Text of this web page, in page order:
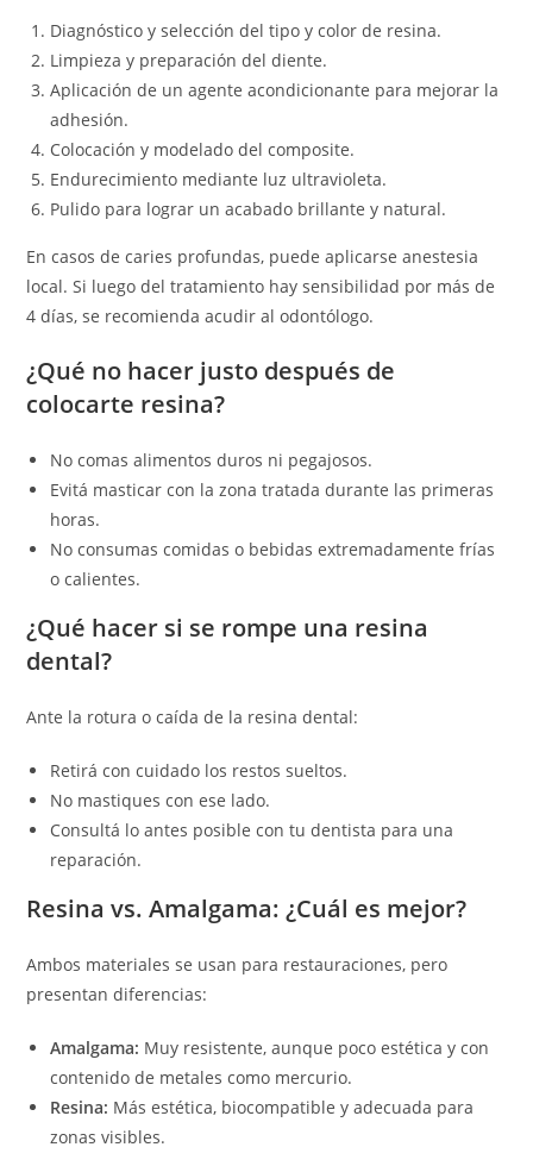
Diagnóstico y selección del tipo y color de resina.
Limpieza y preparación del diente.
Aplicación de un agente acondicionante para mejorar la
adhesión.
Colocación y modelado del composite.
Endurecimiento mediante luz ultravioleta.
Pulido para lograr un acabado brillante y natural.
En casos de caries profundas, puede aplicarse anestesia
local. Si luego del tratamiento hay sensibilidad por más de
4 días, se recomienda acudir al odontólogo.
¿Qué no hacer justo después de
colocarte resina?
No comas alimentos duros ni pegajosos.
Evitá masticar con la zona tratada durante las primeras
horas.
No consumas comidas o bebidas extremadamente frías
o calientes.
¿Qué hacer si se rompe una resina
dental?
Ante la rotura o caída de la resina dental:
Retirá con cuidado los restos sueltos.
No mastiques con ese lado.
Consultá lo antes posible con tu dentista para una
reparación.
Resina vs. Amalgama: ¿Cuál es mejor?
Ambos materiales se usan para restauraciones, pero
presentan diferencias:
Amalgama: Muy resistente, aunque poco estética y con
contenido de metales como mercurio.
Resina: Más estética, biocompatible y adecuada para
zonas visibles.